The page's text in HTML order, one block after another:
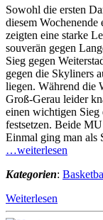
Sowohl die ersten
diesem Wochenende
zeigten eine starke
souverän gegen
Sieg gegen
gegen die Skyliners
liegen. Während die
Groß-Gerau leider
einen wichtigen
festsetzen. Beide
Einmal ging man als
…weiterlesen
Kategorien:
Weiterlesen